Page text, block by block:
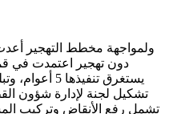
ولمواجهة مخطط التهجير
دون تهجير اعتمدت في